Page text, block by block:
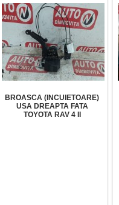
BROASCA (INCUIETOARE)
USA DREAPTA FATA
TOYOTA RAV 4 II